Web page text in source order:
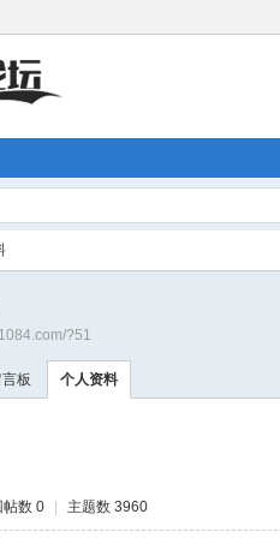
?51
言板 个人资料
帖数 0 主题数 3960